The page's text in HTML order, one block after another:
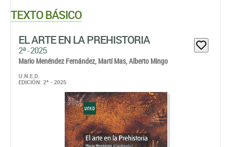
TEXTO BÁSICO
EL ARTE EN LA PREHISTORIA
2ª - 2025
Mario Menéndez Fernández, Martí Mas,Alberto Mingo
U.N.E.D.
EDICIÓN: 2ª - 2025